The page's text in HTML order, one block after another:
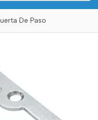
De Paso